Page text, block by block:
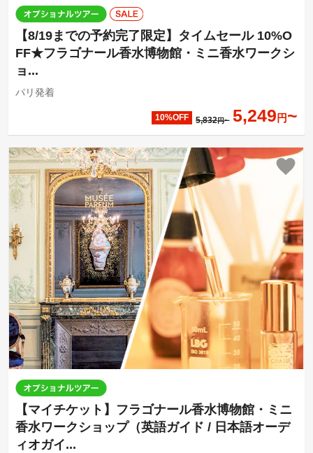
【8/19までの予約完了限定】タイムセール 10%O
FF★フラゴナール香水博物館・ミニ香水ワークシ
ョ...
パリ発着
10%OFF 5,832円 5,249 円
【マイチケット】フラゴナール香水博物館・ミニ
香水ワークショップ（英語ガイド / 日本語オーデ
ィオガイ...